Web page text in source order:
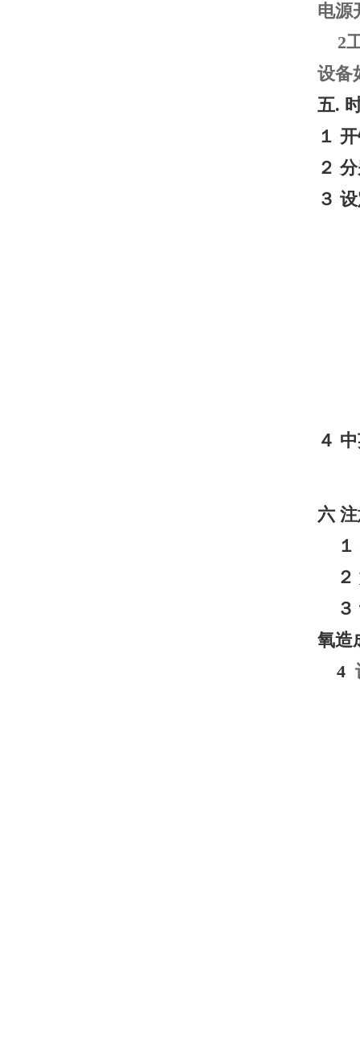
电源
2
设备
五.
１
２
３
４
六
１
２
３
氧造
4